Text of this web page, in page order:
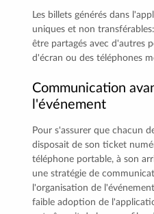
Les billets générés dans
uniques et non
être partagés avec d'autres
d'écran ou des téléphones
Communication
l'événement
Pour s'assurer que chacun
disposait de son ticket
téléphone portable, à son
une stratégie de
l'organisation de
faible adoption de